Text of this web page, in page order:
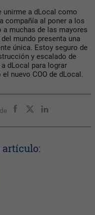
unirme a dLocal como
compañía al poner a los
muchas de las mayores
mundo presenta una
única. Estoy seguro de
y escalado de
dLocal para lograr
nuevo COO de dLocal.
artículo: